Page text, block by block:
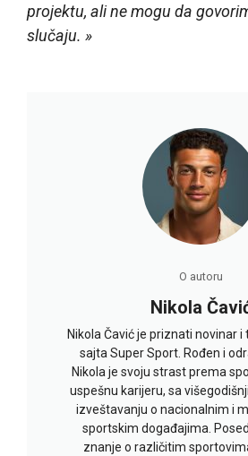
projektu, ali ne mogu da
slučaju. »
O autoru
Nikola
Nikola Čavić je priznati novinar
sajta Super Sport. Rođen i
Nikola je svoju strast prema
uspešnu karijeru, sa
izveštavanju o nacionalnim i
sportskim događajima.
znanje o različitim